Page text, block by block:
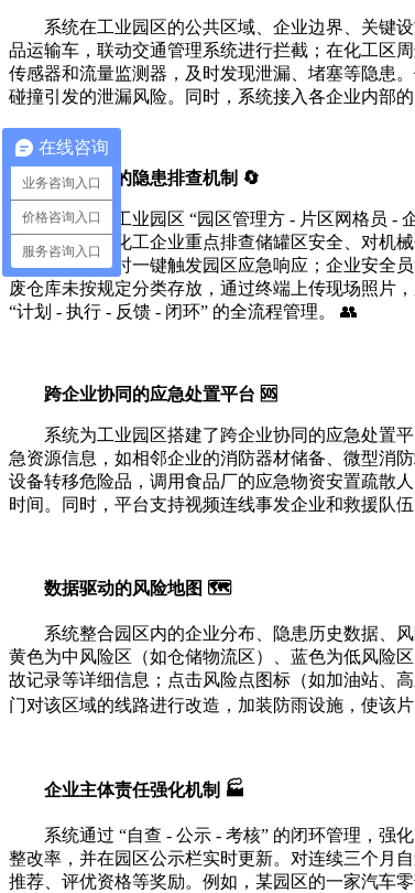
系统在工业园区的公共区域、企业边界、关键
品运输车，联动交通管理系统进行拦截；在化工区
传感器和流量监测器，及时发现泄漏、堵塞等隐患
碰撞引发的泄漏风险。同时，系统接入各企业内部
分级联动的隐患排查机制 🔄
系统针对工业园区 “园区管理方 - 片区网格员 -
检查项，如对化工企业重点排查储罐区安全、对机
发现重大隐患时一键触发园区应急响应；企业安全
废仓库未按规定分类存放，通过终端上传现场照片
“计划 - 执行 - 反馈 - 闭环” 的全流程管理。 👥
跨企业协同的应急处置平台 🆘
系统为工业园区搭建了跨企业协同的应急处置
急资源信息，如相邻企业的消防器材储备、微型消
设备转移危险品，调用食品厂的应急物资安置疏散
时间。同时，平台支持视频连线事发企业和救援队
数据驱动的风险地图 🗺️
系统整合园区内的企业分布、隐患历史数据、
黄色为中风险区（如仓储物流区）、蓝色为低风险
故记录等详细信息；点击风险点图标（如加油站、
门对该区域的线路进行改造，加装防雨设施，使该
企业主体责任强化机制 🏭
系统通过 “自查 - 公示 - 考核” 的闭环管理，强
整改率，并在园区公示栏实时更新。对连续三个月
推荐、评优资格等奖励。例如，某园区的一家汽车
在线咨询
业务咨询入口
价格咨询入口
服务咨询入口